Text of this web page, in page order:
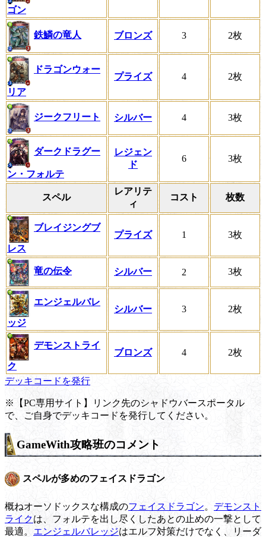
ゴン
鉄鱗の竜人 ブロンズ 3 2枚
ドラゴンウォー
リア
プライズ 4 2枚
ジークフリート シルバー 4 3枚
ダークドラグー
ン・フォルテ
レジェン
ド
6 3枚
スペル
レアリテ
ィ
コスト 枚数
ブレイジングブ
レス
プライズ 1 3枚
竜の伝令 シルバー 2 3枚
エンジェルバレ
ッジ
シルバー 3 2枚
デモンストライ
ク
ブロンズ 4 2枚
デッキコードを発行
※【PC専用サイト】リンク先のシャドウバースポータル
で、ご自身でデッキコードを発行してください。
GameWith攻略班のコメント
スペルが多めのフェイスドラゴン
概ねオーソドックスな構成のフェイスドラゴン。 デモンスト
ライクは、フォルテを出し尽くしたあとの止めの一撃として
最適。 エンジェルバレッジはエルフ対策だけでなく、リーダ